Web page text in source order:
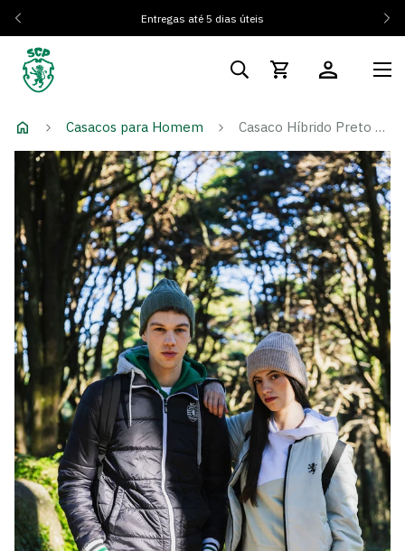
Entregas até 5 dias úteis
Casacos para Homem Casaco Híbrido Preto Emblema